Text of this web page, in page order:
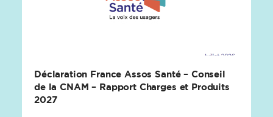
Déclaration France Assos Santé – Conseil
de la CNAM – Rapport Charges et Produits
2027